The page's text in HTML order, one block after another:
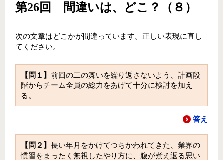
第26回 間違いは、どこ？（８）
次の文章はどこかが間違っています。正しい表現に直し
てください。
【問１】 前回の二の舞いを繰り返さないよう、計画段
階からチーム全員の総力をあげて十分に検討を加え
る。
答え
【問２】 長い年月をかけてつちかわれてきた、業界の
慣習をまったく無視したやり方に、腹が煮え返る思い